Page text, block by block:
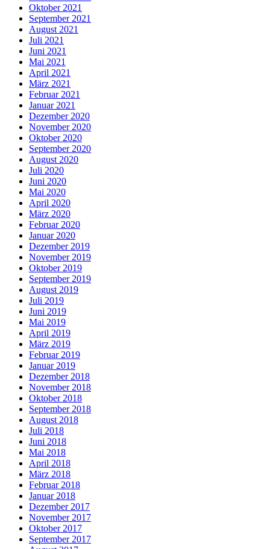
Oktober 2021
September 2021
August 2021
Juli 2021
Juni 2021
Mai 2021
April 2021
März 2021
Februar 2021
Januar 2021
Dezember 2020
November 2020
Oktober 2020
September 2020
August 2020
Juli 2020
Juni 2020
Mai 2020
April 2020
März 2020
Februar 2020
Januar 2020
Dezember 2019
November 2019
Oktober 2019
September 2019
August 2019
Juli 2019
Juni 2019
Mai 2019
April 2019
März 2019
Februar 2019
Januar 2019
Dezember 2018
November 2018
Oktober 2018
September 2018
August 2018
Juli 2018
Juni 2018
Mai 2018
April 2018
März 2018
Februar 2018
Januar 2018
Dezember 2017
November 2017
Oktober 2017
September 2017